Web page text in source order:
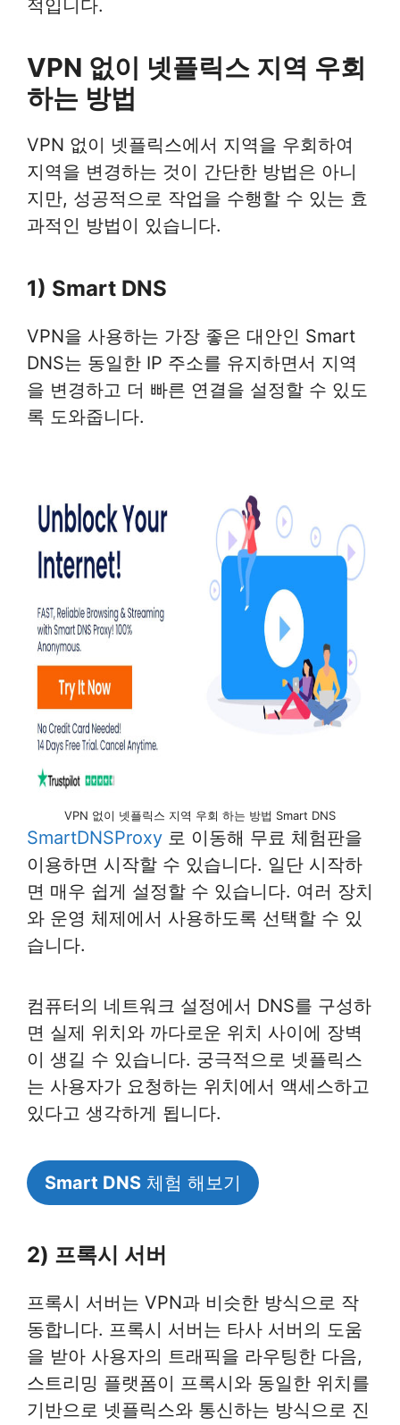
적입니다.
VPN 없이 넷플릭스 지역 우회
하는 방법
VPN 없이 넷플릭스에서 지역을 우회하여
지역을 변경하는 것이 간단한 방법은 아니
지만, 성공적으로 작업을 수행할 수 있는 효
과적인 방법이 있습니다.
1) Smart DNS
VPN을 사용하는 가장 좋은 대안인 Smart
DNS는 동일한 IP 주소를 유지하면서 지역
을 변경하고 더 빠른 연결을 설정할 수 있도
록 도와줍니다.
VPN 없이 넷플릭스 지역 우회 하는 방법 Smart DNS
SmartDNSProxy 로 이동해 무료 체험판을
이용하면 시작할 수 있습니다. 일단 시작하
면 매우 쉽게 설정할 수 있습니다. 여러 장치
와 운영 체제에서 사용하도록 선택할 수 있
습니다.
컴퓨터의 네트워크 설정에서 DNS를 구성하
면 실제 위치와 까다로운 위치 사이에 장벽
이 생길 수 있습니다. 궁극적으로 넷플릭스
는 사용자가 요청하는 위치에서 액세스하고
있다고 생각하게 됩니다.
Smart DNS 체험 해보기
2) 프록시 서버
프록시 서버는 VPN과 비슷한 방식으로 작
동합니다. 프록시 서버는 타사 서버의 도움
을 받아 사용자의 트래픽을 라우팅한 다음,
스트리밍 플랫폼이 프록시와 동일한 위치를
기반으로 넷플릭스와 통신하는 방식으로 진